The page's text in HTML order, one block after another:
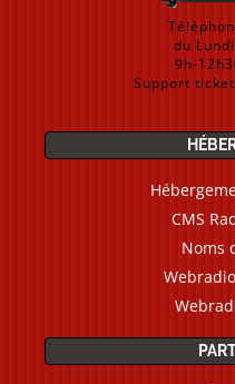
du
9h-
Support
CMS
Noms